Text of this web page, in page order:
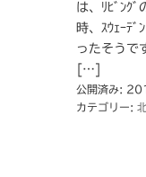
は、ﾘﾋﾞﾝｸﾞ
時、ｽｳｪｰﾃﾞ
ったそうで
[…]
公開済み:
カテゴリー: